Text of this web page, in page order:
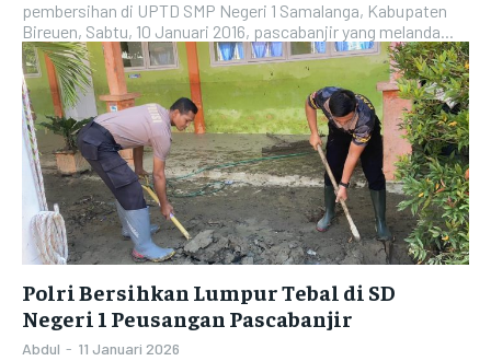
pembersihan di UPTD SMP Negeri 1 Samalanga, Kabupaten
Bireuen, Sabtu, 10 Januari 2016, pascabanjir yang melanda...
Polri Bersihkan Lumpur Tebal di SD
Negeri 1 Peusangan Pascabanjir
Abdul - 11 Januari 2026